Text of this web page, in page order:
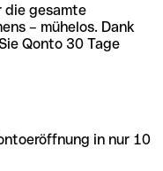
die gesamte
– mühelos. Dank
Qonto 30 Tage
in nur 10